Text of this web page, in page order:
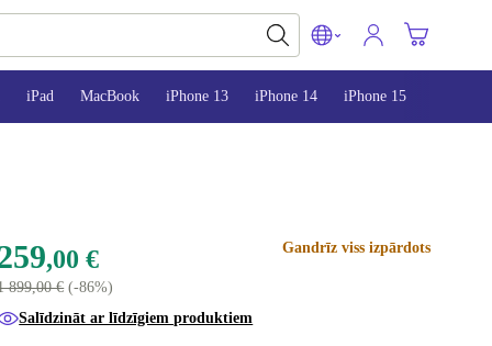
iPad MacBook iPhone 13 iPhone 14 iPhone 15
,00 €
899,00 €(-86%)
Gandrīz viss izpārdots
Salīdzināt ar līdzīgiem produktiem